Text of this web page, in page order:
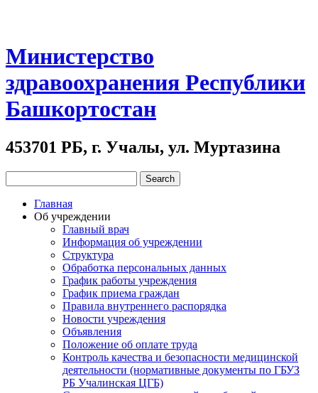
Министерство
здравоохранения Республики
Башкортостан
453701 РБ, г. Учалы, ул. Муртазина
Главная
Об учреждении
Главный врач
Информация об учреждении
Структура
Обработка персональных данных
График работы учреждения
График приема граждан
Правила внутреннего распорядка
Новости учреждения
Объявления
Положение об оплате труда
Контроль качества и безопасности медицинской
деятельности (нормативные документы по ГБУЗ
РБ Учалинская ЦГБ)